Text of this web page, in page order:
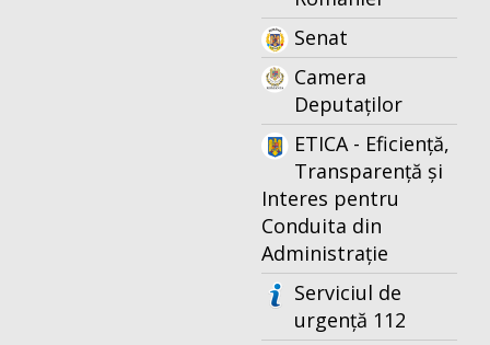
Senat
Camera
Deputaților
ETICA - Eficiență,
Transparență și
Interes pentru
Conduita din
Administrație
Serviciul de
urgență 112